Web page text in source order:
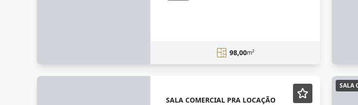
98,00m²
SALA COMERCIAL PRA LOCAÇÃO
SALA